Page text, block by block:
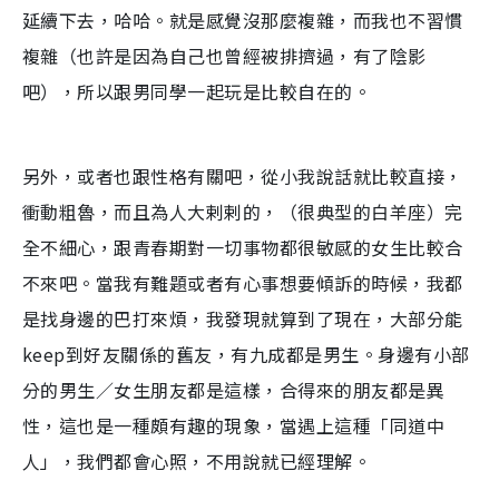
延續下去，哈哈。就是感覺沒那麼複雜，而我也不習慣
複雜（也許是因為自己也曾經被排擠過，有了陰影
吧），所以跟男同學一起玩是比較自在的。
另外，或者也跟性格有關吧，從小我說話就比較直接，
衝動粗魯，而且為人大剌剌的，（很典型的白羊座）完
全不細心，跟青春期對一切事物都很敏感的女生比較合
不來吧。當我有難題或者有心事想要傾訴的時候，我都
是找身邊的巴打來煩，我發現就算到了現在，大部分能
keep到好友關係的舊友，有九成都是男生。身邊有小部
分的男生／女生朋友都是這樣，合得來的朋友都是異
性，這也是一種頗有趣的現象，當遇上這種「同道中
人」，我們都會心照，不用說就已經理解。